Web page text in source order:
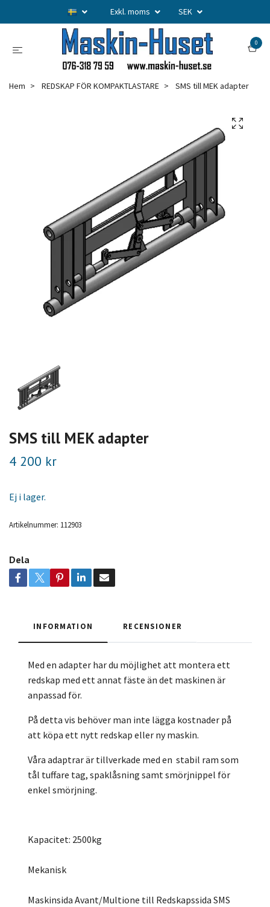
Exkl. moms SEK
0
Hem REDSKAP FÖR KOMPAKTLASTARE SMS till MEK adapter
SMS till MEK adapter
4 200 kr
Ej i lager.
Artikelnummer: 112903
Dela
INFORMATION RECENSIONER
Med en adapter har du möjlighet att montera ett
redskap med ett annat fäste än det maskinen är
anpassad för.
På detta vis behöver man inte lägga kostnader på
att köpa ett nytt redskap eller ny maskin.
Våra adaptrar är tillverkade med en stabil ram som
tål tuffare tag, spaklåsning samt smörjnippel för
enkel smörjning.
Kapacitet: 2500kg
Mekanisk
Maskinsida Avant/Multione till Redskapssida SMS